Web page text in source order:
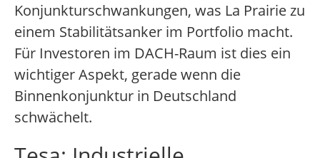
Konjunkturschwankungen, was La Prairie zu
einem Stabilitätsanker im Portfolio macht.
Für Investoren im DACH-Raum ist dies ein
wichtiger Aspekt, gerade wenn die
Binnenkonjunktur in Deutschland
schwächelt.